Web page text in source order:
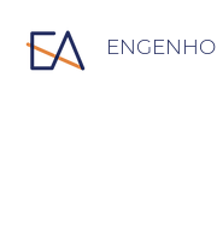
ENGENHO